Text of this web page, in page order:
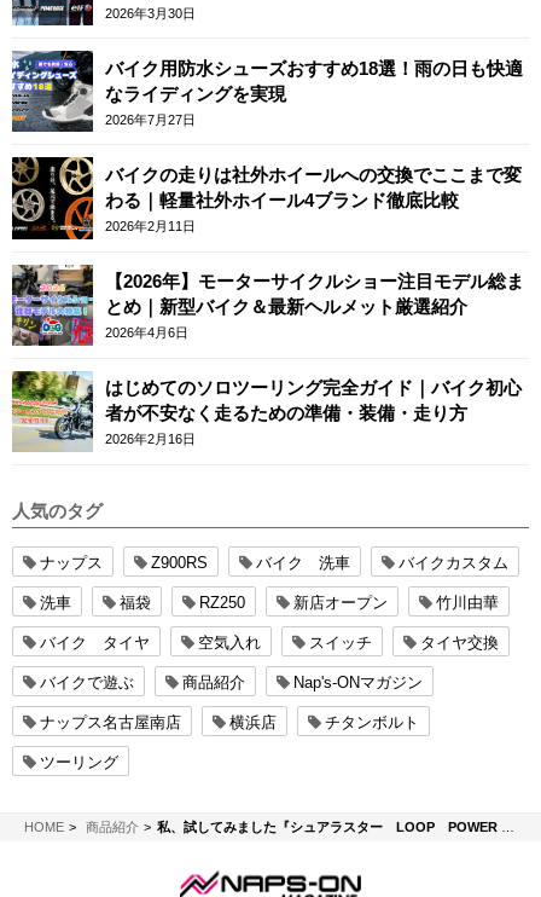
ースカフェロンドン
2026年3月30日
バイク用防水シューズおすすめ18選！雨の日も快適
なライディングを実現
2026年7月27日
バイクの走りは社外ホイールへの交換でここまで変
わる｜軽量社外ホイール4ブランド徹底比較
2026年2月11日
【2026年】モーターサイクルショー注目モデル総ま
とめ｜新型バイク＆最新ヘルメット厳選紹介
2026年4月6日
はじめてのソロツーリング完全ガイド｜バイク初心
者が不安なく走るための準備・装備・走り方
2026年2月16日
人気のタグ
ナップス Z900RS バイク 洗車 バイクカスタム
洗車 福袋 RZ250 新店オープン 竹川由華
バイク タイヤ 空気入れ スイッチ タイヤ交換
バイクで遊ぶ 商品紹介 Nap's-ONマガジン
ナップス名古屋南店 横浜店 チタンボルト
ツーリング
HOMENAPS-ON マガジン
商品紹介 私、試してみました『シュアラスター LOOP POWER SHOT』